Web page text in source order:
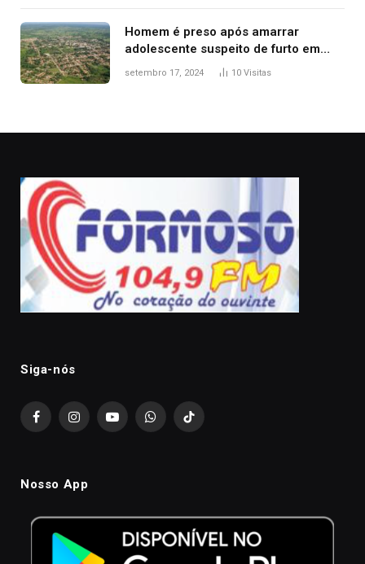
Homem é preso após amarrar
adolescente suspeito de furto em
estaca de cerca e agredi-lo
setembro 17, 2024 10 Visitas
Siga-nós
FacebookInstagramYouTubeWhatsAppTikTok
Nosso App